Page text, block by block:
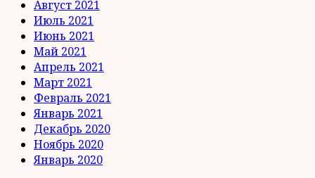
Август 2021
Июль 2021
Июнь 2021
Май 2021
Апрель 2021
Март 2021
Февраль 2021
Январь 2021
Декабрь 2020
Ноябрь 2020
Январь 2020